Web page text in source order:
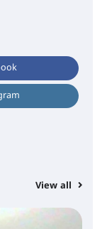
View all
നിന്ന്
ആര്യ
ചെയ്യുന്നു